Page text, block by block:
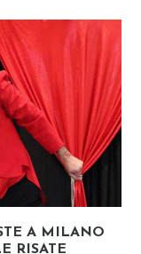
A MILANO
RISATE